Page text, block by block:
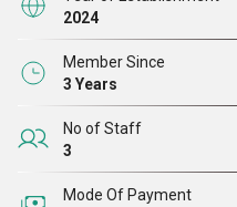
2024
Member Since
3 Years
No of Staff
3
Mode Of Payment